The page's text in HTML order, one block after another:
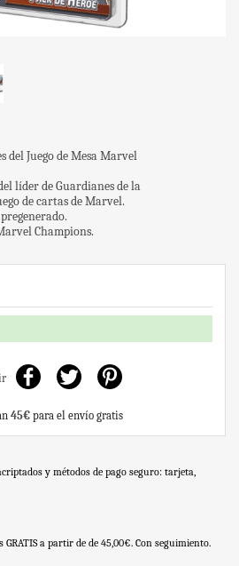
del Juego de Mesa Marvel
líder de Guardianes de la
de cartas de Marvel.
Champions.
45€para el envío gratis
y métodos de pago seguro: tarjeta,
GRATIS a partir de de 45,00€. Con seguimiento.